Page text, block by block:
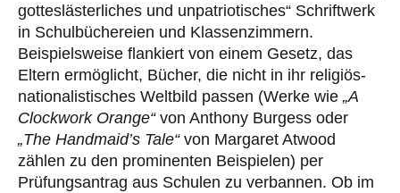
gotteslästerliches und unpatriotisches“ Schriftwerk
in Schulbüchereien und Klassenzimmern.
Beispielsweise flankiert von einem Gesetz, das
Eltern ermöglicht, Bücher, die nicht in ihr religiös-
nationalistisches Weltbild passen (Werke wie „A
Clockwork Orange“von Anthony Burgess oder
„The Handmaid’s Tale“von Margaret Atwood
zählen zu den prominenten Beispielen) per
Prüfungsantrag aus Schulen zu verbannen. Ob im